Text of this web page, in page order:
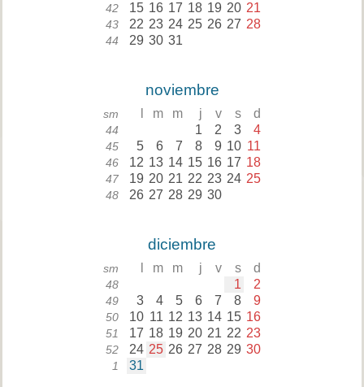
42 15 16 17 18 19 20 21
43 22 23 24 25 26 27 28
44 29 30 31
noviembre
sm m m j v s d
44 1 2 3 4
45 5 6 7 8 9 10 11
46 12 13 14 15 16 17 18
47 19 20 21 22 23 24 25
48 26 27 28 29 30
diciembre
sm m m j v s d
48 1 2
49 3 4 5 6 7 8 9
50 10 11 12 13 14 15 16
51 17 18 19 20 21 22 23
52 24 25 26 27 28 29 30
1 31